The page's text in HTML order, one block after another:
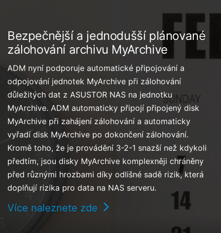
Bezpečnější a jednodušší plánované
zálohování archivu MyArchive
ADM nyní podporuje automatické připojování a
odpojování jednotek MyArchive při zálohování
důležitých dat z ASUSTOR NAS na jednotku
MyArchive. ADM automaticky připojí připojený disk
MyArchive při zahájení zálohování a automaticky
vyřadí disk MyArchive po dokončení zálohování.
Kromě toho, že je provádění 3-2-1 snazší než kdykoli
předtím, jsou disky MyArchive komplexněji chráněny
před různými hrozbami díky odlišné sadě rizik, která
doplňují rizika pro data na NAS serveru.
Více naleznete zde